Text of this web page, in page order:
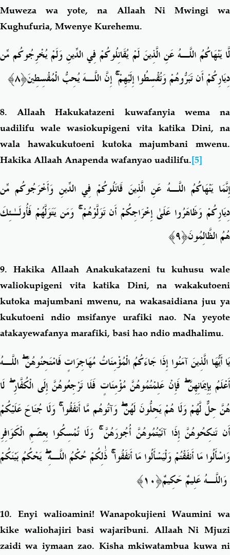
Muweza wa yote, na Allaah Ni Mwingi wa
Kughufuria, Mwenye Kurehemu.
لَّا يَنْهَاكُمُ اللَّـهُ عَنِ الَّذِينَ لَمْ يُقَاتِلُوكُمْ فِي الدِّينِ وَلَمْ يُخْرِجُوكُم مِّن
دِيَارِكُمْ أَن تَبَرُّوهُمْ وَتُقْسِطُوا إِلَيْهِمْۚإِنَّ اللَّـهَ يُحِبُّ الْمُقْسِطِينَ﴿٨﴾
8.Allaah Hakukatazeni kuwafanyia wema na
uadilifu wale wasiokupigeni vita katika Dini, na
wala hawakukutoeni kutoka majumbani mwenu.
Hakika Allaah Anapenda wafanyao uadilifu.[5]
إِنَّمَا يَنْهَاكُمُ اللَّـهُ عَنِ الَّذِينَ قَاتَلُوكُمْ فِي الدِّينِ وَأَخْرَجُوكُم مِّن
دِيَارِكُمْ وَظَاهَرُوا عَلَىٰ إِخْرَاجِكُمْ أَن تَوَلَّوْهُمْۚ وَمَن يَتَوَلَّهُمْ فَأُولَـٰئِكَ
هُمُ الظَّالِمُونَ﴿٩﴾
9. HakikaAllaah Anakukatazeni tu kuhusu wale
waliokupigeni vita katika Dini, na wakakutoeni
kutoka majumbani mwenu, na wakasaidiana juu ya
kukutoeni ndio msifanye urafiki nao. Na yeyote
atakayewafanya marafiki, basi hao ndio madhalimu.
يَا أَيُّهَا الَّذِينَ آمَنُوا إِذَا جَاءَكُمُ الْمُؤْمِنَاتُ مُهَاجِرَاتٍ فَامْتَحِنُوهُنَّۖاللَّـهُ
أَعْلَمُ بِإِيمَانِهِنَّۖ فَإِنْ عَلِمْتُمُوهُنَّ مُؤْمِنَاتٍ فَلَا تَرْجِعُوهُنَّ إِلَى الْكُفَّارِۖ لَا
هُنَّ حِلٌّ لَّهُمْ وَلَا هُمْ يَحِلُّونَ لَهُنَّۖوَآتُوهُم مَّا أَنفَقُواۚوَلَا جُنَاحَ عَلَيْكُمْ
أَن تَنكِحُوهُنَّ إِذَا آتَيْتُمُوهُنَّ أُجُورَهُنَّۚ وَلَا تُمْسِكُوا بِعِصَمِ الْكَوَافِرِ
وَاسْأَلُوا مَا أَنفَقْتُمْ وَلْيَسْأَلُوا مَا أَنفَقُواۚ ذَٰلِكُمْ حُكْمُ اللَّـهِۖيَحْكُمُ بَيْنَكُمْ
وَاللَّـهُ عَلِيمٌ حَكِيمٌ﴿١٠﴾
10. Enyi walioamini! Wanapokujieni Waumini wa
kike waliohajiri basi wajaribuni. Allaah Ni Mjuzi
zaidi wa iymaan zao. Kisha mkiwatambua kuwa ni